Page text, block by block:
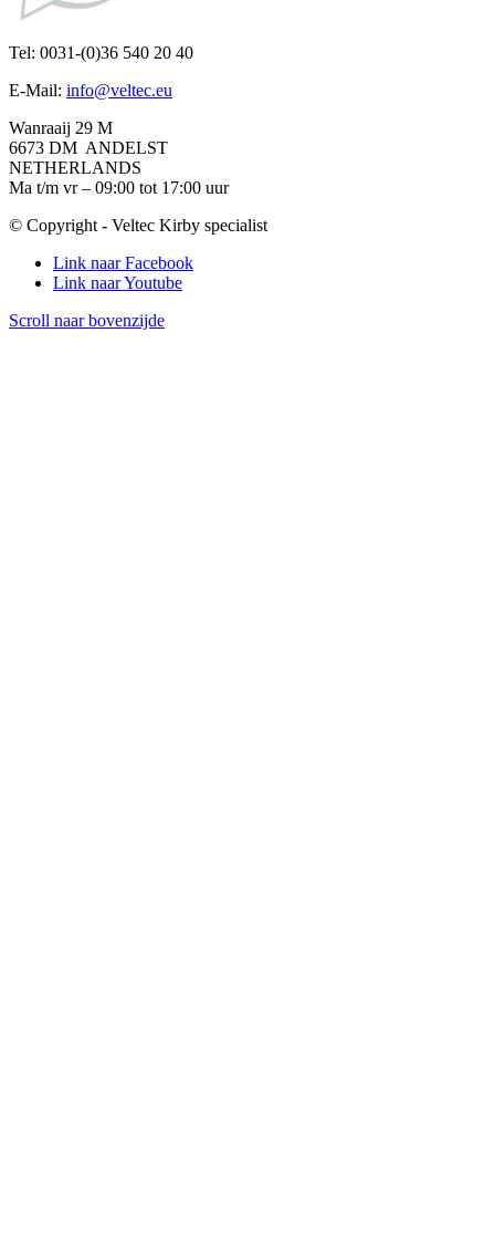
Tel: 0031-(0)36 540 20 40
E-Mail: info@veltec.eu
Wanraaij 29 M
6673 DM ANDELST
NETHERLANDS
Ma t/m vr – 09:00 tot 17:00 uur
© Copyright - Veltec Kirby specialist
Link naar Facebook
Link naar Youtube
Scroll naar bovenzijde